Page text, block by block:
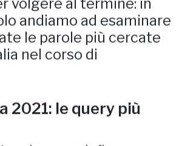
volgere al termine: in
andiamo ad esaminare
le parole più cercate
nel corso di
2021: le query più